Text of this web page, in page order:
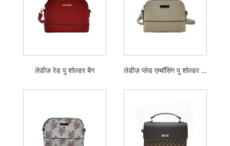
लेडीज़ रेड पु शोल्डर बैग लेडीज़ प्लेड एम्बॉसिंग पु शोल्डर बैग